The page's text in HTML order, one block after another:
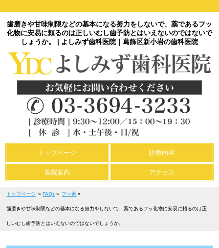
歯磨きや甘味制限などの基本になる努力をしないで、薬であるフッ
化物に安易に頼るのは正しいむし歯予防とはいえないのではないで
しょうか。 | よしみず歯科医院｜葛飾区新小岩の歯科医院
トップページ 診療内容
医院案内 アクセス
トップページ » FAQs » フッ素 »
歯磨きや甘味制限などの基本になる努力をしないで、薬であるフッ化物に安易に頼るのは正
しいむし歯予防とはいえないのではないでしょうか。